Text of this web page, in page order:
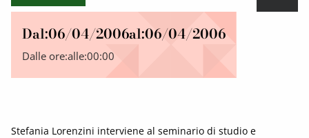
Dal:06/04/2006al:06/04/2006
Dalle ore:alle:00:00
Stefania Lorenzini interviene al seminario di studio e